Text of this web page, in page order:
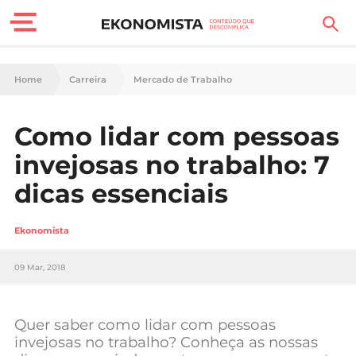
Finanças Pessoais
Carreira
Casa
Lifestyle
Sociedade
Negócios
Home Carreira Mercado de Trabalho
Como lidar com pessoas
invejosas no trabalho: 7
dicas essenciais
Ekonomista
09 Mar, 2018
Quer saber como lidar com pessoas
invejosas no trabalho? Conheça as nossas